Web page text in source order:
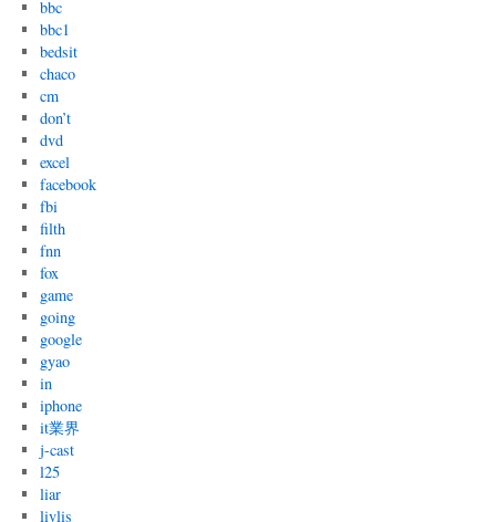
bbc
bbc1
bedsit
chaco
cm
don’t
dvd
excel
facebook
fbi
filth
fnn
fox
game
going
google
gyao
in
iphone
it業界
j-cast
l25
liar
livlis